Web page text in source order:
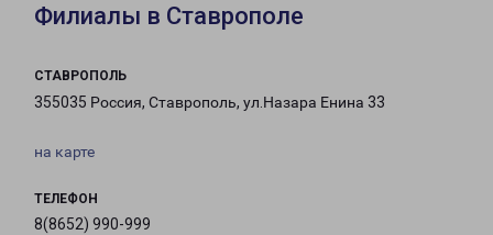
Филиалы в Ставрополе
СТАВРОПОЛЬ
355035 Россия, Ставрополь, ул.Назара Енина 33
на карте
ТЕЛЕФОН
8(8652) 990-999